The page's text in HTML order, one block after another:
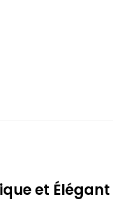
et Élégant